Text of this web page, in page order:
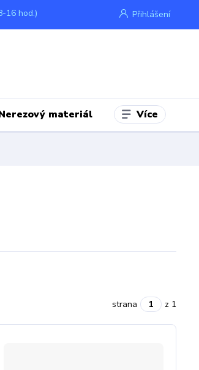
Přihlášení
16 hod.)
materiál Více
strana z 1